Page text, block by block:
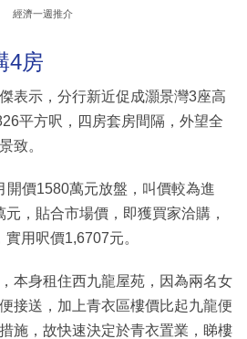
經濟一週推介
4房
表示，分行新近促成灝景灣3座高
平方呎，四房套房間隔，外望全
致。
開價1580萬元放盤，叫價較為進
，貼合市場價，即獲買家洽購，
用呎價1,6707元。
本身租住西九龍屋苑，因為兩名女
接送，加上青衣區樓價比起九龍便
施，故快速決定於青衣置業，睇樓